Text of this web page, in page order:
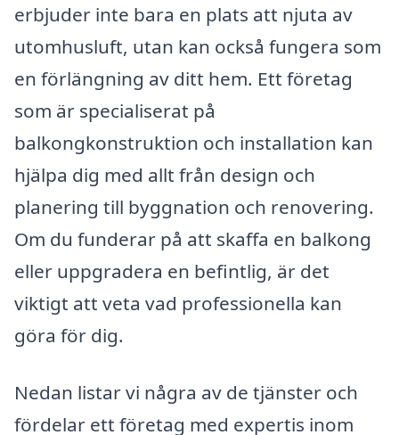
erbjuder inte bara en plats att njuta av
utomhusluft, utan kan också fungera som
en förlängning av ditt hem. Ett företag
som är specialiserat på
balkongkonstruktion och installation kan
hjälpa dig med allt från design och
planering till byggnation och renovering.
Om du funderar på att skaffa en balkong
eller uppgradera en befintlig, är det
viktigt att veta vad professionella kan
göra för dig.
Nedan listar vi några av de tjänster och
fördelar ett företag med expertis inom